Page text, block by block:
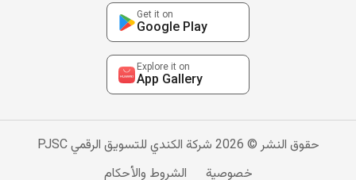
Get it on
Google Play
Explore it on
App Gallery
حقوق النشر © 2026 شركة الكندي للتسويق الرقمي PJSC
خصوصية
الشروط والأحكام